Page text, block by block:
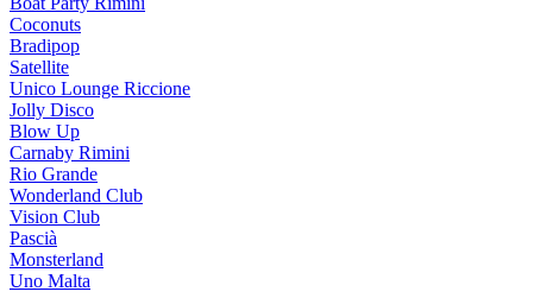
Coconuts
Bradipop
Satellite
Unico Lounge Riccione
Jolly Disco
Blow Up
Carnaby Rimini
Rio Grande
Wonderland Club
Vision Club
Pascià
Monsterland
Uno Malta